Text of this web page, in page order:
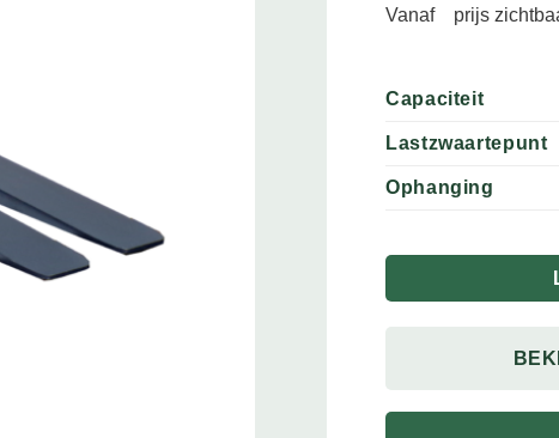
Vanaf prijs
Capaciteit
Lastzwaartepunt
Ophanging